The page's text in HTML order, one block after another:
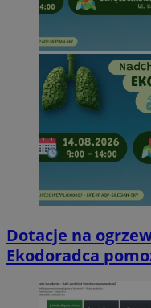
Dotacje na
Ekodoradca